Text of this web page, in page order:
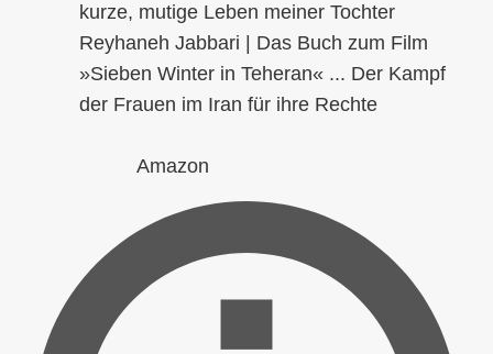
kurze, mutige Leben meiner Tochter
Reyhaneh Jabbari | Das Buch zum Film
»Sieben Winter in Teheran« ... Der Kampf
der Frauen im Iran für ihre Rechte
Amazon